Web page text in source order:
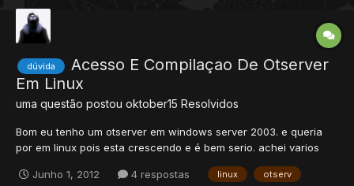
dúvida
Acesso E Compilaçao De Otserver
Em Linux
uma questão postou oktober15 Resolvidos
Bom eu tenho um otserver em windows server 2003. e queria
por em linux pois esta crescendo e é bem serio. achei varios
como acesso o vps em linux do meu pc windows seven? 2-
Junho 1, 2012 4 respostas linux otserv